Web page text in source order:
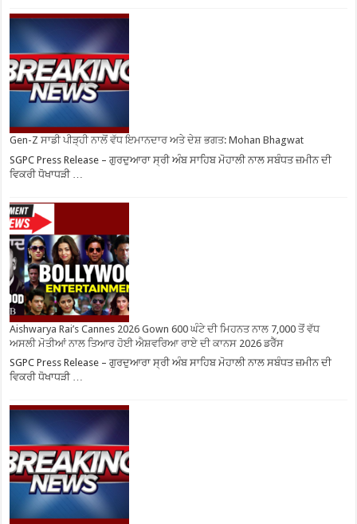
Gen-Z ਸਾਡੀ ਪੀੜ੍ਹੀ ਨਾਲੋਂ ਵੱਧ ਇਮਾਨਦਾਰ ਅਤੇ ਦੇਸ਼ ਭਗਤ: Mohan Bhagwat
SGPC Press Release – ਗੁਰਦੁਆਰਾ ਸ੍ਰੀ ਅੰਬ ਸਾਹਿਬ ਮੋਹਾਲੀ ਨਾਲ ਸਬੰਧਤ ਜ਼ਮੀਨ ਦੀ
ਵਿਕਰੀ ਧੋਖਾਧੜੀ …
Aishwarya Rai’s Cannes 2026 Gown 600 ਘੰਟੇ ਦੀ ਮਿਹਨਤ ਨਾਲ 7,000 ਤੋਂ ਵੱਧ
ਅਸਲੀ ਮੋਤੀਆਂ ਨਾਲ ਤਿਆਰ ਹੋਈ ਐਸ਼ਵਰਿਆ ਰਾਏ ਦੀ ਕਾਨਸ 2026 ਡਰੈੱਸ
SGPC Press Release – ਗੁਰਦੁਆਰਾ ਸ੍ਰੀ ਅੰਬ ਸਾਹਿਬ ਮੋਹਾਲੀ ਨਾਲ ਸਬੰਧਤ ਜ਼ਮੀਨ ਦੀ
ਵਿਕਰੀ ਧੋਖਾਧੜੀ …